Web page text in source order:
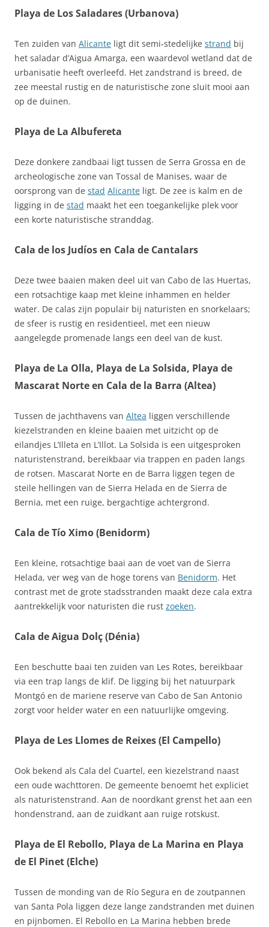
Playa de Los Saladares (Urbanova)
Ten zuiden van Alicante ligt dit semi‑stedelijke strand bij
het saladar d’Aigua Amarga, een waardevol wetland dat de
urbanisatie heeft overleefd. Het zandstrand is breed, de
zee meestal rustig en de naturistische zone sluit mooi aan
op de duinen.
Playa de La Albufereta
Deze donkere zandbaai ligt tussen de Serra Grossa en de
archeologische zone van Tossal de Manises, waar de
oorsprong van de stad Alicante ligt. De zee is kalm en de
ligging in de stad maakt het een toegankelijke plek voor
een korte naturistische stranddag.
Cala de los Judíos en Cala de Cantalars
Deze twee baaien maken deel uit van Cabo de las Huertas,
een rotsachtige kaap met kleine inhammen en helder
water. De calas zijn populair bij naturisten en snorkelaars;
de sfeer is rustig en residentieel, met een nieuw
aangelegde promenade langs een deel van de kust.
Playa de La Olla, Playa de La Solsida, Playa de
Mascarat Norte en Cala de la Barra (Altea)
Tussen de jachthavens van Altea liggen verschillende
kiezelstranden en kleine baaien met uitzicht op de
eilandjes L’Illeta en L’Illot. La Solsida is een uitgesproken
naturistenstrand, bereikbaar via trappen en paden langs
de rotsen. Mascarat Norte en de Barra liggen tegen de
steile hellingen van de Sierra Helada en de Sierra de
Bernia, met een ruige, bergachtige achtergrond.
Cala de Tío Ximo (Benidorm)
Een kleine, rotsachtige baai aan de voet van de Sierra
Helada, ver weg van de hoge torens van Benidorm. Het
contrast met de grote stadsstranden maakt deze cala extra
aantrekkelijk voor naturisten die rust zoeken.
Cala de Aigua Dolç (Dénia)
Een beschutte baai ten zuiden van Les Rotes, bereikbaar
via een trap langs de klif. De ligging bij het natuurpark
Montgó en de mariene reserve van Cabo de San Antonio
zorgt voor helder water en een natuurlijke omgeving.
Playa de Les Llomes de Reixes (El Campello)
Ook bekend als Cala del Cuartel, een kiezelstrand naast
een oude wachttoren. De gemeente benoemt het expliciet
als naturistenstrand. Aan de noordkant grenst het aan een
hondenstrand, aan de zuidkant aan ruige rotskust.
Playa de El Rebollo, Playa de La Marina en Playa
de El Pinet (Elche)
Tussen de monding van de Río Segura en de zoutpannen
van Santa Pola liggen deze lange zandstranden met duinen
en pijnbomen. El Rebollo en La Marina hebben brede